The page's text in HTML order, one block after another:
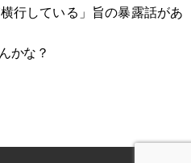
行している」旨の暴露話があ
かな？